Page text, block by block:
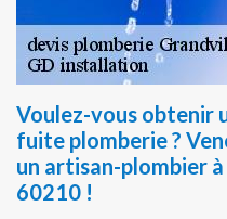
Voulez-vous obtenir
fuite plomberie ?
un artisan-plombier
60210 !